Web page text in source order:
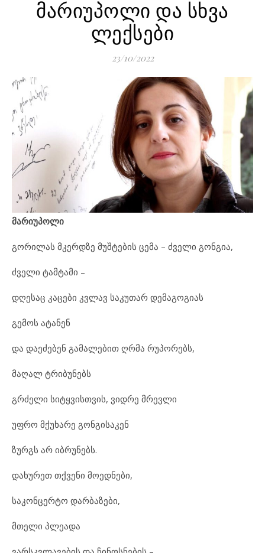
მარიუპოლი და სხვა
ლექსები
23/10/2022
მარიუპოლი
გორილას მკერდზე მუშტების ცემა – ძველი გონგია,
ძველი ტამტამი –
დღესაც კაცები კვლავ საკუთარ დემაგოგიას
გემოს ატანენ
და დაეძებენ გამალებით ღრმა რუპორებს,
მაღალ ტრიბუნებს
გრძელი სიტყვისთვის, ვიდრე მრევლი
უფრო მქუხარე გონგისაკენ
ზურგს არ იბრუნებს.
დახურეთ თქვენი მოედნები,
საკონცერტო დარბაზები,
მთელი პლეადა